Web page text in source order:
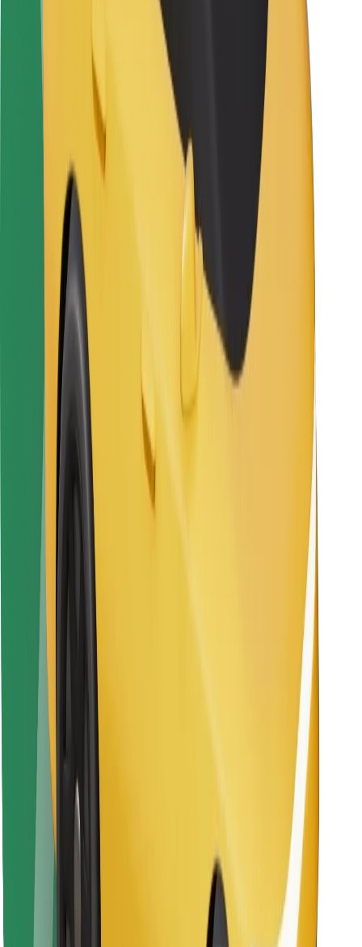
Siguranță pentru șoferi
Siguranță pe trotinete
Laboratorul de siguranță
Soluții pentru orașe
Aeroporturi
Stații de încărcare Bolt
Serviciul de relații clienți
Pentru pasageri
Pentru șoferi
Pentru curieri
Bolt Food
Pentru proprietarii de flotă
Pentru restaurante
Bolt For Business
Altele
Furnizori
Termeni și Condiții
Securitate
Obține o cursă în câteva minute!
Descarcă aplicația Bolt
Descarcă aplicația Bolt Food